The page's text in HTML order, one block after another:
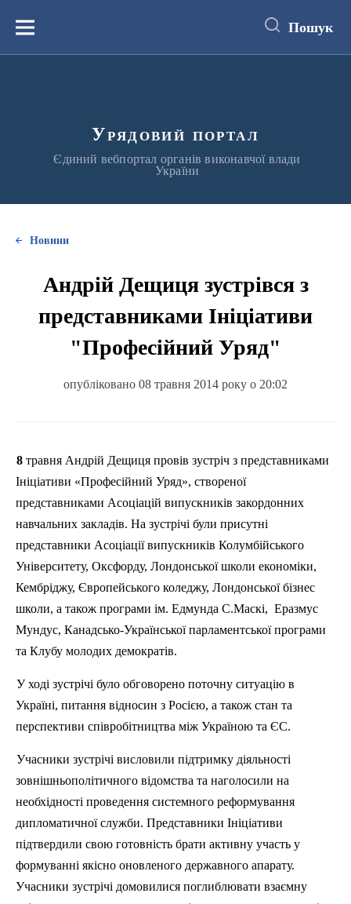
вмістуМеню Пошук
Урядовий портал
Єдиний вебпортал органів виконавчої влади
України
Новини
Андрій Дещиця зустрівся з
представниками Ініціативи
"Професійний Уряд"
опубліковано 08 травня 2014 року о 20:02
8 травня Андрій Дещиця провів зустріч з представниками
Ініціативи «Професійний Уряд», створеної
представниками Асоціацій випускників закордонних
навчальних закладів. На зустрічі були присутні
представники Асоціації випускників Колумбійського
Університету, Оксфорду, Лондонської школи економіки,
Кембріджу, Європейського коледжу, Лондонської бізнес
школи, а також програми ім. Едмунда С.Маскі, Еразмус
Мундус, Канадсько-Української парламентської програми
та Клубу молодих демократів.
У ході зустрічі було обговорено поточну ситуацію в
Україні, питання відносин з Росією, а також стан та
перспективи співробітництва між Україною та ЄС.
Учасники зустрічі висловили підтримку діяльності
зовнішньополітичного відомства та наголосили на
необхідності проведення системного реформування
дипломатичної служби. Представники Ініціативи
підтвердили свою готовність брати активну участь у
формуванні якісно оновленого державного апарату.
Учасники зустрічі домовилися поглиблювати взаємну